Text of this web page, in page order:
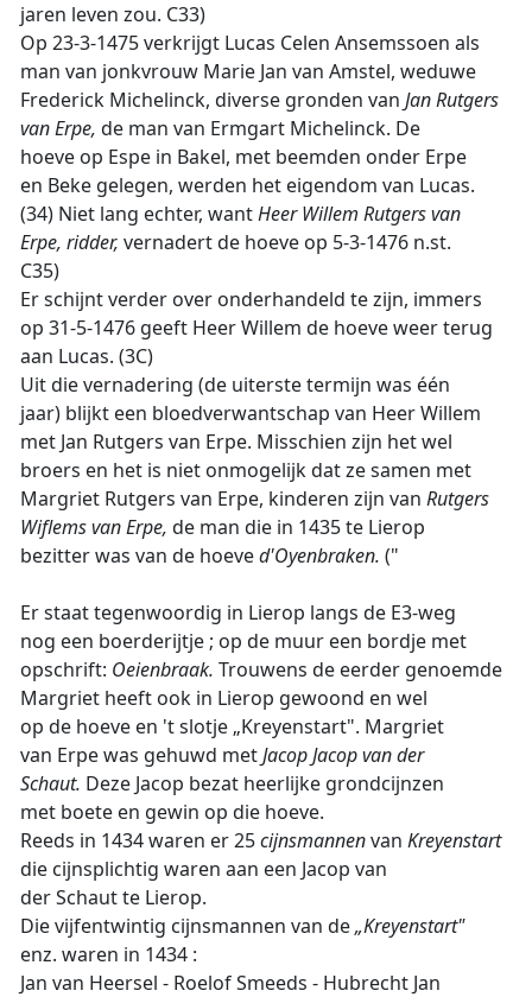
jaren leven zou. C33)
Op 23-3-1475 verkrijgt Lucas Celen Ansemssoen als
man van jonkvrouw Marie Jan van Amstel, weduwe
Frederick Michelinck, diverse gronden van Jan Rutgers
van Erpe, de man van Ermgart Michelinck. De
hoeve op Espe in Bakel, met beemden onder Erpe
en Beke gelegen, werden het eigendom van Lucas.
(34) Niet lang echter, wantHeer Willem Rutgers van
Erpe, ridder, vernadert de hoeve op 5-3-1476 n.st.
C35)
Er schijnt verder over onderhandeld te zijn, immers
op 31-5-1476 geeft Heer Willem de hoeve weer terug
aan Lucas. (3C)
Uit die vernadering (de uiterste termijn was één
jaar) blijkt een bloedverwantschap van Heer Willem
met Jan Rutgers van Erpe. Misschien zijn het wel
broers en het is niet onmogelijk dat ze samen met
Margriet Rutgers van Erpe, kinderen zijn van Rutgers
Wiflems van Erpe, de man die in 1435 te Lierop
bezitter was van de hoeved'Oyenbraken. ("
Er staat tegenwoordig in Lierop langs de E3-weg
nog een boerderijtje ; op de muur een bordje met
opschrift: Oeienbraak. Trouwens de eerder genoemde
Margriet heeft ook in Lierop gewoond en wel
op de hoeve en 't slotje „Kreyenstart". Margriet
van Erpe was gehuwd metJacop Jacop van der
Schaut. Deze Jacop bezat heerlijke grondcijnzen
met boete en gewin op die hoeve.
Reeds in 1434 waren er 25cijnsmannenvan Kreyenstart
die cijnsplichtig waren aan een Jacop van
der Schaut te Lierop.
Die vijfentwintig cijnsmannen van de„Kreyenstart"
enz. waren in 1434 :
Jan van Heersel - Roelof Smeeds - Hubrecht Jan